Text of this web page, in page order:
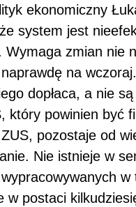
ekonomiczny
system jest
Wymaga zmian nie
na
dopłaca, a nie są
który powinien być
pozostaje od
Nie istnieje w
wypracowywanych w
w postaci